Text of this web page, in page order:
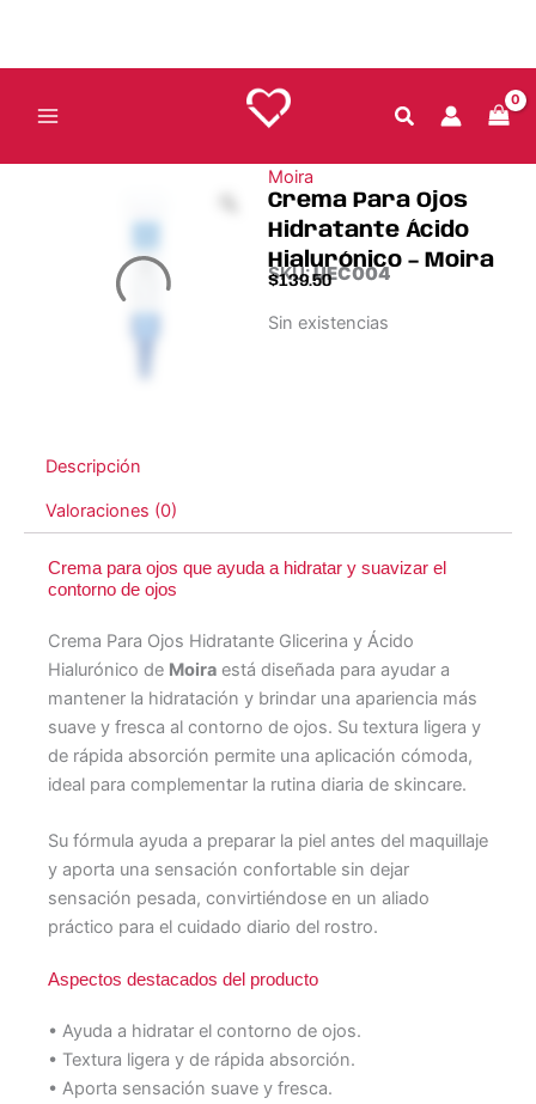
contenido
Moira
Crema Para Ojos
Hidratante Ácido
Hialurónico – Moira
SKU:UEC004
$139.50
Sin existencias
Descripción
Valoraciones (0)
Crema para ojos que ayuda a hidratar y suavizar el
contorno de ojos
Crema Para Ojos Hidratante Glicerina y Ácido
Hialurónico de Moira está diseñada para ayudar a
mantener la hidratación y brindar una apariencia más
suave y fresca al contorno de ojos. Su textura ligera y
de rápida absorción permite una aplicación cómoda,
ideal para complementar la rutina diaria de skincare.
Su fórmula ayuda a preparar la piel antes del maquillaje
y aporta una sensación confortable sin dejar
sensación pesada, convirtiéndose en un aliado
práctico para el cuidado diario del rostro.
Aspectos destacados del producto
• Ayuda a hidratar el contorno de ojos.
• Textura ligera y de rápida absorción.
• Aporta sensación suave y fresca.